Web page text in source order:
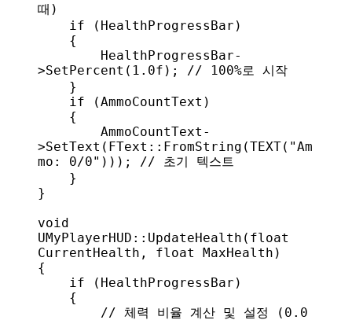
때)
    if
(HealthProgressBar)
    {
        HealthProgressBar
-
>SetPercent ( 1.0f );
// 100%로 시작
    }
    if
(AmmoCountText)
    {
        AmmoCountText
-
>SetText ( FText :: FromString (TEXT( "Am
mo: 0/0" )));
// 초기 텍스트
    }
}
void
UMyPlayerHUD :: UpdateHealth ( float
CurrentHealth , float MaxHealth )
{
    if
(HealthProgressBar)
    {